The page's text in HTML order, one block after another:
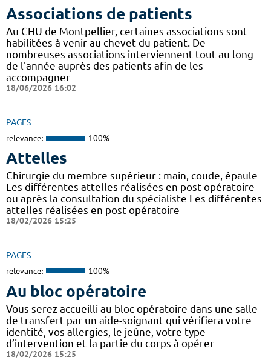
Associations de patients
Au CHU de Montpellier, certaines associations sont
habilitées à venir au chevet du patient. De
nombreuses associations interviennent tout au long
de l'année auprès des patients afin de les
accompagner
18/06/2026 16:02
PAGES
relevance: 100%
Attelles
Chirurgie du membre supérieur : main, coude, épaule
Les différentes attelles réalisées en post opératoire
ou après la consultation du spécialiste Les différentes
attelles réalisées en post opératoire
18/02/2026 15:25
PAGES
relevance: 100%
Au bloc opératoire
Vous serez accueilli au bloc opératoire dans une salle
de transfert par un aide-soignant qui vérifiera votre
identité, vos allergies, le jeûne, votre type
d’intervention et la partie du corps à opérer
18/02/2026 15:25